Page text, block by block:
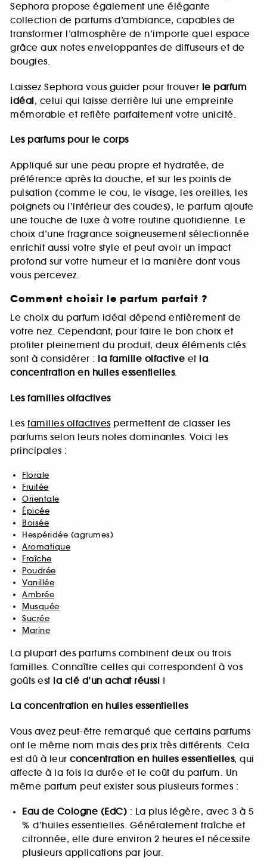
Sephora propose également une élégante
collection de parfums d’ambiance, capables de
transformer l’atmosphère de n’importe quel espace
grâce aux notes enveloppantes de diffuseurs et de
bougies.
Laissez Sephora vous guider pour trouver le parfum
idéal, celui qui laisse derrière lui une empreinte
mémorable et reflète parfaitement votre unicité.
Les parfums pour le corps
Appliqué sur une peau propre et hydratée, de
préférence après la douche, et sur les points de
pulsation (comme le cou, le visage, les oreilles, les
poignets ou l’intérieur des coudes), le parfum ajoute
une touche de luxe à votre routine quotidienne. Le
choix d’une fragrance soigneusement sélectionnée
enrichit aussi votre style et peut avoir un impact
profond sur votre humeur et la manière dont vous
vous percevez.
Comment choisir le parfum parfait ?
Le choix du parfum idéal dépend entièrement de
votre nez. Cependant, pour faire le bon choix et
profiter pleinement du produit, deux éléments clés
sont à considérer : la famille olfactive et la
concentration en huiles essentielles.
Les familles olfactives
Les familles olfactives permettent de classer les
parfums selon leurs notes dominantes. Voici les
principales :
Florale
Fruitée
Orientale
Épicée
Boisée
Hespéridée (agrumes)
Aromatique
Fraîche
Poudrée
Vanillée
Ambrée
Musquée
Sucrée
Marine
La plupart des parfums combinent deux ou trois
familles. Connaître celles qui correspondent à vos
goûts est la clé d’un achat réussi !
La concentration en huiles essentielles
Vous avez peut-être remarqué que certains parfums
ont le même nom mais des prix très différents. Cela
est dû à leur concentration en huiles essentielles, qui
affecte à la fois la durée et le coût du parfum. Un
même parfum peut exister sous plusieurs formes :
Eau de Cologne (EdC) : La plus légère, avec 3 à 5
% d’huiles essentielles. Généralement fraîche et
citronnée, elle dure environ 2 heures et nécessite
plusieurs applications par jour.